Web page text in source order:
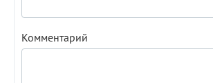
Комментарий